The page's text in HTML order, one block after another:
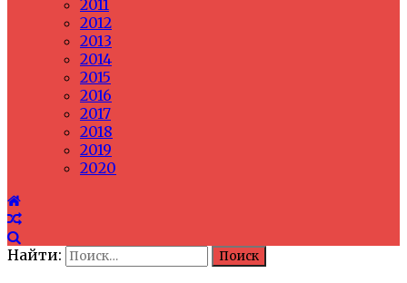
2011
2012
2013
2014
2015
2016
2017
2018
2019
2020
Найти: